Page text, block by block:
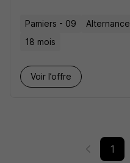
Pamiers - 09 Alternance
18 mois
Voir l’offre
1